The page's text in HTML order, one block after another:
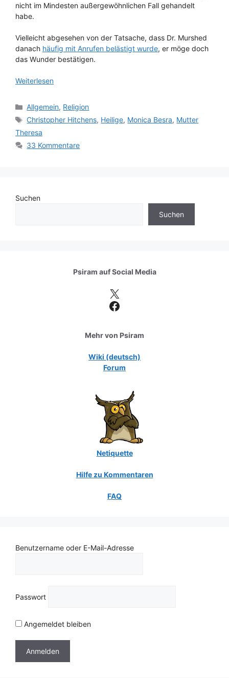
nicht im Mindesten außergewöhnlichen Fall gehandelt
habe.
Vielleicht abgesehen von der Tatsache, dass Dr. Murshed
danach häufig mit Anrufen belästigt wurde, er möge doch
das Wunder bestätigen.
Weiterlesen
Kategorien
Allgemein, Religion
Schlagwörter
Christopher Hitchens, Heilige, Monica Besra, Mutter
Theresa
33 Kommentare
Suchen
Suchen
Psiram aufSocial Media
X
Facebook
Mehr von Psiram
Wiki (deutsch)
Forum
Netiquette
Hilfe zu Kommentaren
FAQ
Benutzername oder E-Mail-Adresse
Passwort
Angemeldet bleiben